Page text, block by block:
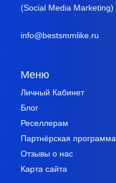
(Social Media Marketing)
info@bestsmmlike.ru
Меню
Личный Кабинет
Блог
Реселлерам
Партнёрская программа
Отзывы о нас
Карта сайта